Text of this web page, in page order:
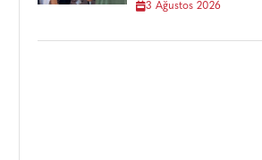
3 Ağustos 2026